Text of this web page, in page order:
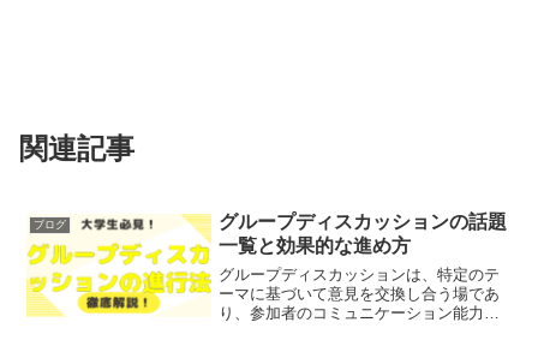
関連記事
ブログ
グループディスカッションの話題
一覧と効果的な進め方
グループディスカッションは、特定のテ
ーマに基づいて意見を交換し合う場であ
り、参加者のコミュニケーション能力や